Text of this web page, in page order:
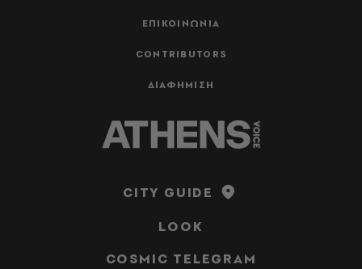
ΕΠΙΚΟΙΝΩΝΙΑ
CONTRIBUTORS
ΔΙΑΦΗΜΙΣΗ
CITY GUIDE
LOOK
COSMIC TELEGRAM